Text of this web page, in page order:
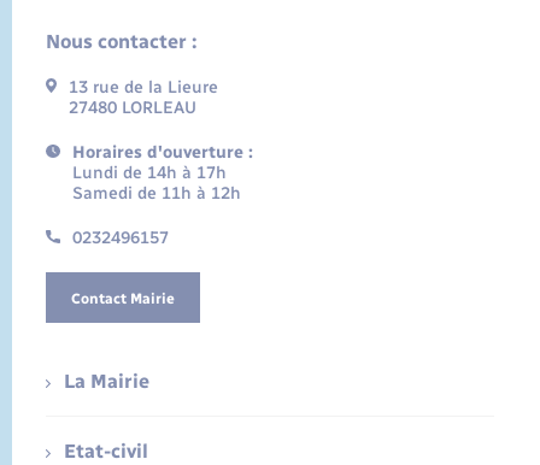
Nous contacter :
13 rue de la Lieure
27480 LORLEAU
Horaires d'ouverture :
Lundi de 14h à 17h
Samedi de 11h à 12h
0232496157
Contact Mairie
La Mairie
Etat-civil